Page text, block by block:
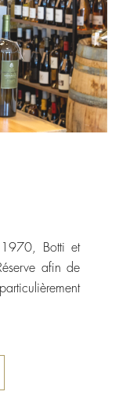
1970, Botti et
afin de